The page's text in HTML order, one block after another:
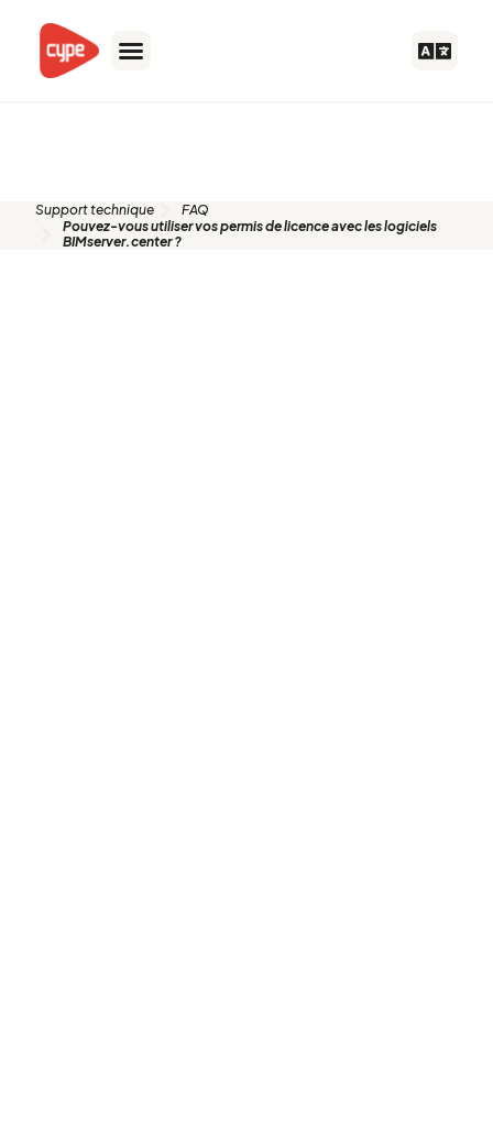
contenu
Support technique
FAQ
Pouvez-vous utiliser vos permis de licence avec les logiciels
BIMserver.center ?